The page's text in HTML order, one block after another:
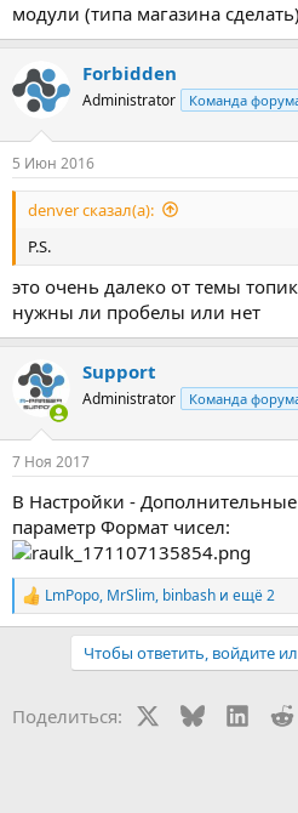
модули (типа магазина
Forbidden
Administrator Команда
5 Июн 2016
denver сказал(а):
P.S.
это очень далеко от темы
нужны ли пробелы или нет
Support
Administrator Команда
7 Ноя 2017
В Настройки -
параметр Формат чисел:
Р
е
и
LmPopo, MrSlim, binbash и ещё 2
Чтобы ответить, войдите
Поделиться: Bluesky